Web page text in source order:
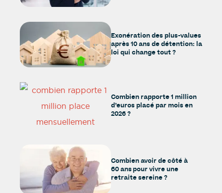
Exonération des plus-values
après 10 ans de détention: la
loi qui change tout ?
Combien rapporte 1 million
d’euros placé par mois en
2026 ?
Combien avoir de côté à
60 ans pour vivre une
retraite sereine ?